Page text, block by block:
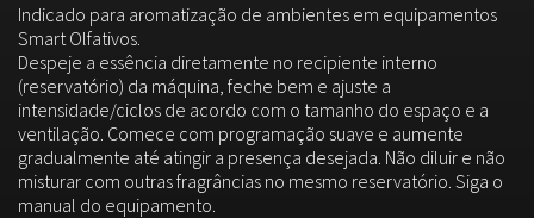
Indicado para aromatização de ambientes em equipamentos
Smart Olfativos.
Despeje a essência diretamente no recipiente interno
(reservatório) da máquina, feche bem e ajuste a
intensidade/ciclos de acordo com o tamanho do espaço e a
ventilação. Comece com programação suave e aumente
gradualmente até atingir a presença desejada. Não diluir e não
misturar com outras fragrâncias no mesmo reservatório. Siga o
manual do equipamento.